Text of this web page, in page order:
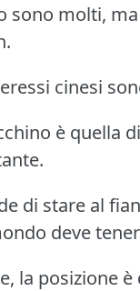
sono molti,
cinesi
è quella
di stare al
deve
la posizione è